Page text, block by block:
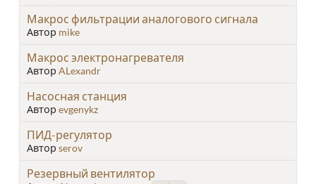
Макрос фильтрации аналогового сигнала
Автор mike
Макрос электронагревателя
Автор ALexandr
Насосная станция
Автор evgenykz
ПИД-регулятор
Автор serov
Резервный вентилятор